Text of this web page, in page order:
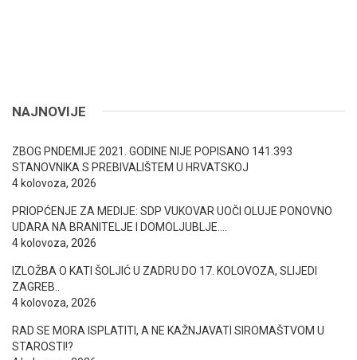
NAJNOVIJE
ZBOG PNDEMIJE 2021. GODINE NIJE POPISANO 141.393
STANOVNIKA S PREBIVALIŠTEM U HRVATSKOJ
4 kolovoza, 2026
PRIOPĆENJE ZA MEDIJE: SDP VUKOVAR UOČI OLUJE PONOVNO
UDARA NA BRANITELJE I DOMOLJUBLJE….
4 kolovoza, 2026
IZLOŽBA O KATI ŠOLJIĆ U ZADRU DO 17. KOLOVOZA, SLIJEDI
ZAGREB..
4 kolovoza, 2026
RAD SE MORA ISPLATITI, A NE KAŽNJAVATI SIROMAŠTVOM U
STAROSTI!?